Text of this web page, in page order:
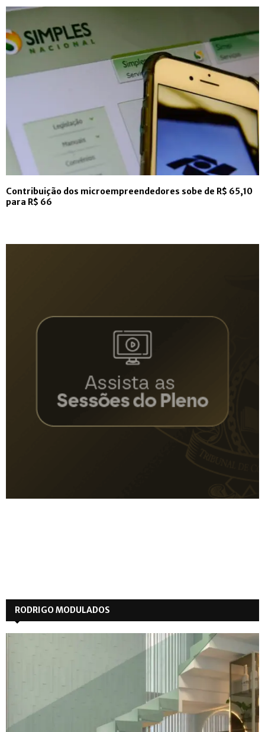
Contribuição dos microempreendedores sobe de R$ 65,10
para R$ 66
RODRIGO MODULADOS